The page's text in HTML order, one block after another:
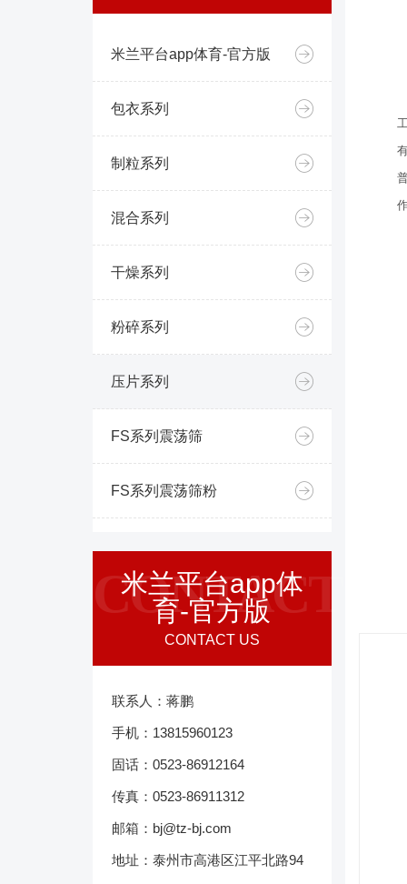
米兰平台app体育-官方版
包衣系列
制粒系列
混合系列
干燥系列
粉碎系列
压片系列
FS系列震荡筛
FS系列震荡筛粉
米兰平台app体
育-官方版
CONTACT US
CONTACT
联系人：蒋鹏
手机：13815960123
固话：0523-86912164
传真：0523-86911312
邮箱：bj@tz-bj.com
地址：泰州市高港区江平北路94